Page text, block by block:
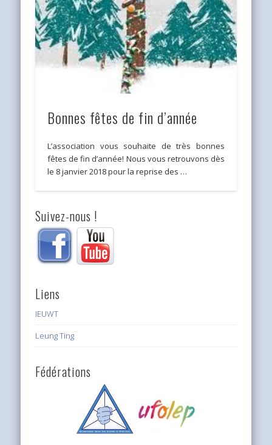
Bonnes fêtes de fin d’année
L’association vous souhaite de très bonnes
fêtes de fin d’année! Nous vous retrouvons dès
le 8 janvier 2018 pour la reprise des …
Suivez-nous !
Liens
IEUWT
Leung Ting
Fédérations